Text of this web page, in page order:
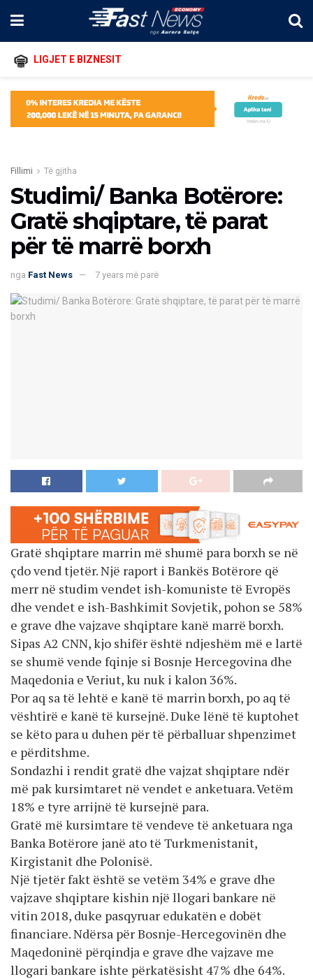
LIGJET E BIZNESIT
Fillimi Të gjitha
Studimi/ Banka Botërore:
Gratë shqiptare, të parat
për të marrë borxh
nga Fast News 7 years më parë
Gratë shqiptare marrin më shumë para borxh se në
çdo vend tjetër. Një raport i Bankës Botërore që
merr në studim vendet ish-komuniste të Evropës
dhe vendet e ish-Bashkimit Sovjetik, pohon se 58%
e grave dhe vajzave shqiptare kanë marrë borxh.
Sipas A2 CNN, kjo shifër është ndjeshëm më e lartë
se shumë vende fqinje si Bosnje Hercegovina dhe
Maqedonia e Veriut, ku nuk i kalon 36%.
Por aq sa të lehtë e kanë të marrin borxh, po aq të
vështirë e kanë të kursejnë. Duke lënë të kuptohet
se këto para u duhen për të përballuar shpenzimet
e përditshme.
Sondazhi i rendit gratë dhe vajzat shqiptare ndër
më pak kursimtaret në vendet e anketuara. Vetëm
18% e tyre arrijnë të kursejnë para.
Gratë më kursimtare të vendeve të anketuara nga
Banka Botërore janë ato të Turkmenistanit,
Kirgistanit dhe Polonisë.
Një tjetër fakt është se vetëm 34% e grave dhe
vajzave shqiptare kishin një llogari bankare në
vitin 2018, duke pasqyruar edukatën e dobët
financiare. Ndërsa për Bosnje-Hercegovinën dhe
Maqedoninë përqindja e grave dhe vajzave me
llogari bankare ishte përkatësisht 47% dhe 64%.